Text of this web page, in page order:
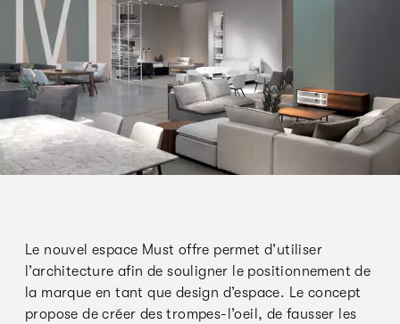
Le nouvel espace Must offre permet d’utiliser
l’architecture afin de souligner le positionnement de
la marque en tant que design d’espace. Le concept
propose de créer des trompes-l’oeil, de fausser les